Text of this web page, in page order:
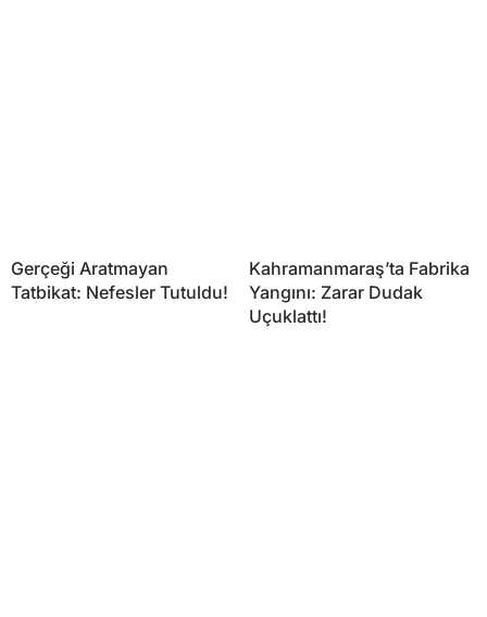
Gerçeği Aratmayan
Tatbikat: Nefesler Tutuldu!
Kahramanmaraş’ta Fabrika
Yangını: Zarar Dudak
Uçuklattı!